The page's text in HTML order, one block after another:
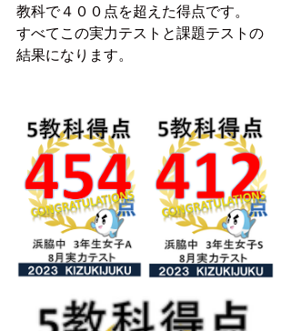
教科で４００点を超えた得点です。
すべてこの実力テストと課題テストの
結果になります。